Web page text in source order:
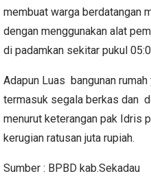
membuat warga berdatangan
dengan menggunakan alat
di padamkan sekitar pukul
Adapun Luas bangunan
termasuk segala berkas dan
menurut keterangan pak Idris
kerugian ratusan juta rupiah.
Sumber : BPBD kab.Sekadau